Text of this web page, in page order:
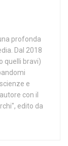
profonda
Dal 2018
quelli bravi)
e
con il
edito da